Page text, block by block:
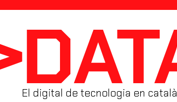
El digital de tecnologia en català